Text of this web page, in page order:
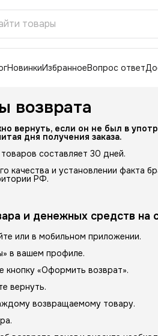
НовинкиИзбранноеВопрос ответ
возврата
вернуть, если он не был в
дня получения заказа.
составляет 30 дней.
качества и установлении факта
РФ.
и денежных средств на
или в мобильном приложении.
в вашем профиле.
кнопку «Оформить возврат».
вернуть.
возвращаемому товару.